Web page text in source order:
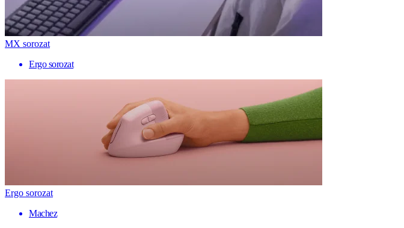
MX sorozat
Ergo sorozat
Ergo sorozat
Machez